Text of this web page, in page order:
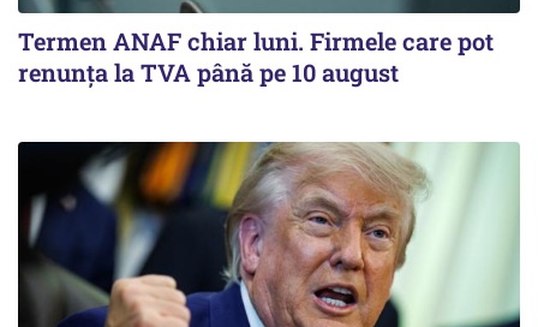
Termen ANAF chiar luni. Firmele care pot
renunța la TVA până pe 10 august